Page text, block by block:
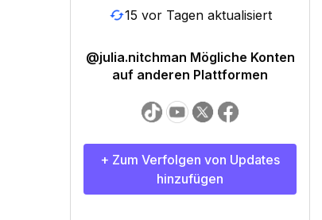
15 vor Tagen aktualisiert
@julia.nitchman Mögliche Konten
auf anderen Plattformen
+ Zum Verfolgen von Updates
hinzufügen